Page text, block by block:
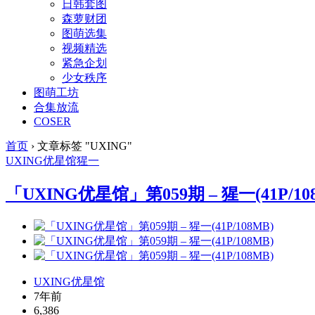
日韩套图
森萝财团
图萌选集
视频精选
紧急企划
少女秩序
图萌工坊
合集放流
COSER
首页 › 文章标签 "UXING"
UXING优星馆猩一
「UXING优星馆」第059期 – 猩一(41P/
UXING优星馆
7年前
6,386